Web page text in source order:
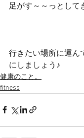
足がす～～っとして
行きたい場所に運ん
にしましょう♪
健康のこと。
fitness